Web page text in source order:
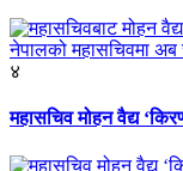
४
महासचिव मोहन वैद्य